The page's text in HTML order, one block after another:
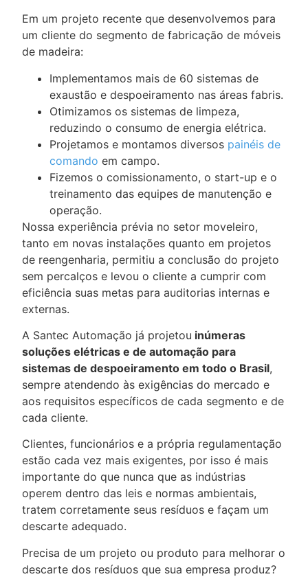
Em um projeto recente que desenvolvemos para
um cliente do segmento de fabricação de móveis
de madeira:
Implementamos mais de 60 sistemas de
exaustão e despoeiramento nas áreas fabris.
Otimizamos os sistemas de limpeza,
reduzindo o consumo de energia elétrica.
Projetamos e montamos diversos painéis de
comando em campo.
Fizemos o comissionamento, o start-up e o
treinamento das equipes de manutenção e
operação.
Nossa experiência prévia no setor moveleiro,
tanto em novas instalações quanto em projetos
de reengenharia, permitiu a conclusão do projeto
sem percalços e levou o cliente a cumprir com
eficiência suas metas para auditorias internas e
externas.
A Santec Automação já projetou inúmeras
soluções elétricas e de automação para
sistemas de despoeiramento em todo o Brasil,
sempre atendendo às exigências do mercado e
aos requisitos específicos de cada segmento e de
cada cliente.
Clientes, funcionários e a própria regulamentação
estão cada vez mais exigentes, por isso é mais
importante do que nunca que as indústrias
operem dentro das leis e normas ambientais,
tratem corretamente seus resíduos e façam um
descarte adequado.
Precisa de um projeto ou produto para melhorar o
descarte dos resíduos que sua empresa produz?